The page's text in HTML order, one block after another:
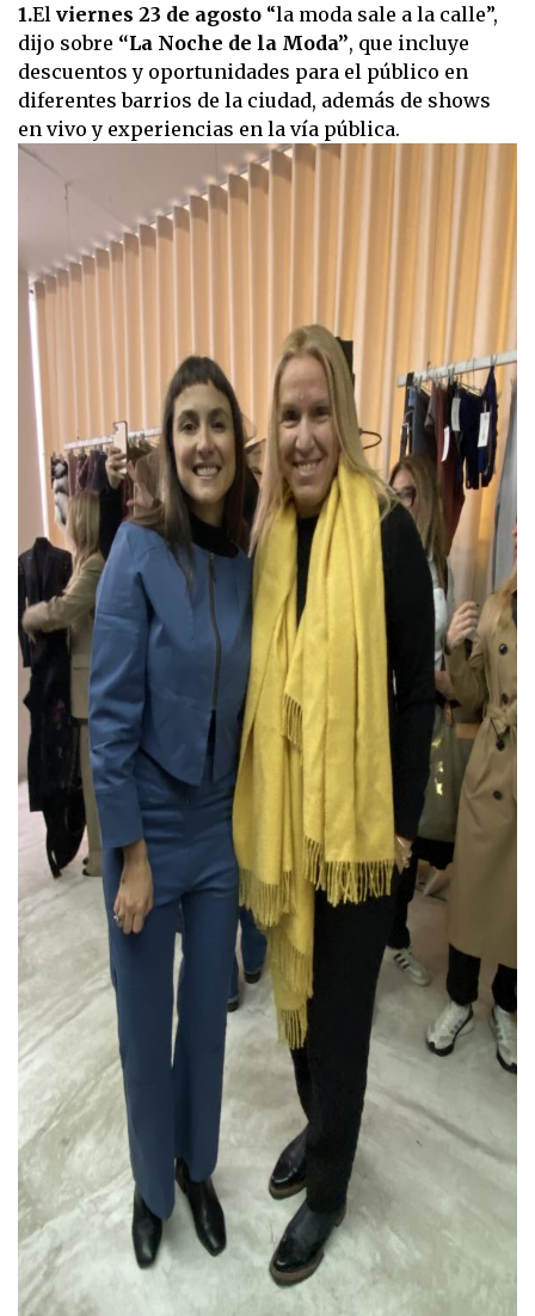
1.El viernes 23 de agosto “la moda sale a la calle”,
dijo sobre “La Noche de la Moda”, que incluye
descuentos y oportunidades para el público en
diferentes barrios de la ciudad, además de shows
en vivo y experiencias en la vía pública.